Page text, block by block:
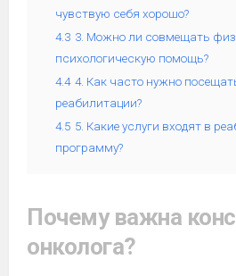
чувствую себя хорошо?
4.3 3. Можно ли совмещать
психологическую помощь?
4.4 4. Как часто нужно
реабилитации?
4.5 5. Какие услуги входят в
программу?
Почему важна
онколога?